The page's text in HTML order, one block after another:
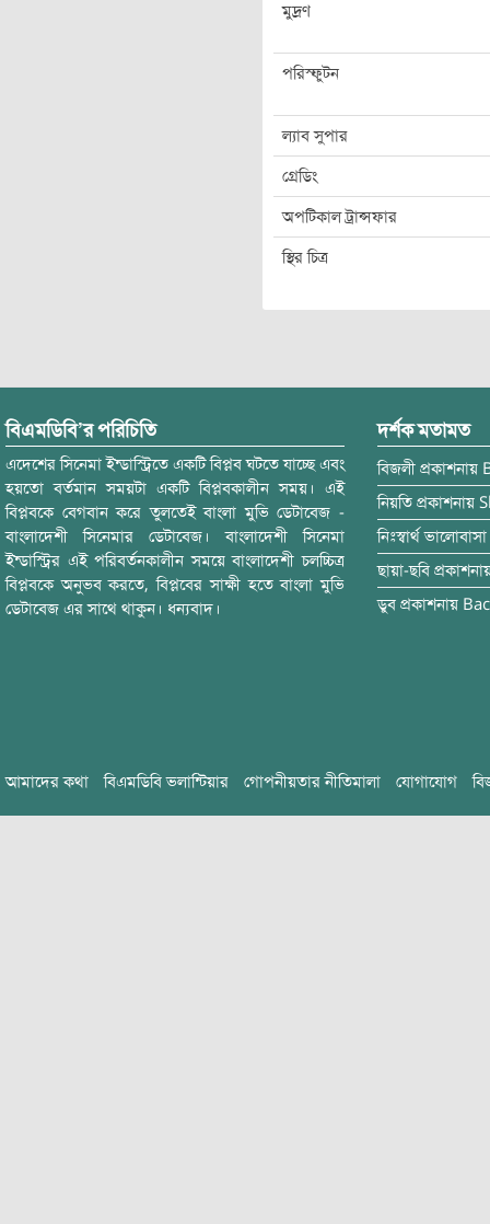
মুদ্রণ
পরিস্ফুটন
ল্যাব সুপার
গ্রেডিং
অপটিকাল ট্রান্সফার
স্থির চিত্র
বিএমডিবি’র পরিচিতি
এদেশের সিনেমা ইন্ডাস্ট্রিতে একটি বিপ্লব ঘটতে যাচ্ছে এবং
হয়তো বর্তমান সময়টা একটি বিপ্লবকালীন সময়। এই
বিপ্লবকে বেগবান করে তুলতেই বাংলা মুভি ডেটাবেজ -
বাংলাদেশী সিনেমার ডেটাবেজ। বাংলাদেশী সিনেমা
ইন্ডাস্ট্রির এই পরিবর্তনকালীন সময়ে বাংলাদেশী চলচ্চিত্র
বিপ্লবকে অনুভব করতে, বিপ্লবের সাক্ষী হতে বাংলা মুভি
ডেটাবেজ এর সাথে থাকুন। ধন্যবাদ।
দর্শক মতামত
বিজলী প্রকাশনায়
নিয়তি প্রকাশনায়
নিঃস্বার্থ ভালোবাসা
ছায়া-ছবি
ডুব প্রকাশনায়
আমাদের কথা বিএমডিবি ভলান্টিয়ার গোপনীয়তার নীতিমালা যোগাযোগ